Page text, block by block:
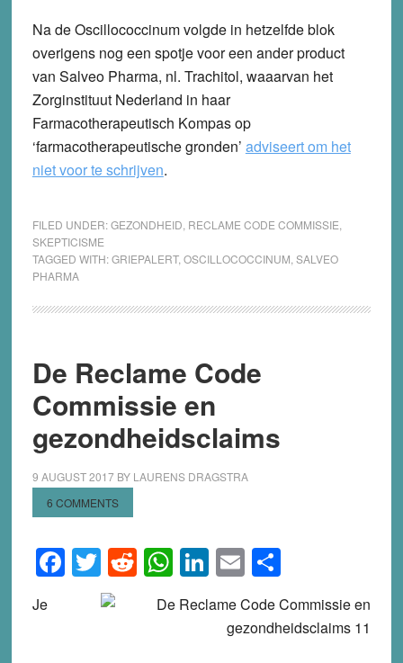
Na de Oscillococcinum volgde in hetzelfde blok
overigens nog een spotje voor een ander product
van Salveo Pharma, nl. Trachitol, waaarvan het
Zorginstituut Nederland in haar
Farmacotherapeutisch Kompas op
‘farmacotherapeutische gronden’ adviseert om het
niet voor te schrijven.
FILED UNDER:GEZONDHEID RECLAME CODE COMMISSIE
SKEPTICISME
TAGGED WITH:GRIEPALERT, OSCILLOCOCCINUM SALVEO
PHARMA
De Reclame Code
Commissie en
gezondheidsclaims
9 AUGUST 2017BY LAURENS DRAGSTRA
6 COMMENTS
Facebook
Twitter
Reddit
WhatsApp
LinkedIn
EmailShare
Je